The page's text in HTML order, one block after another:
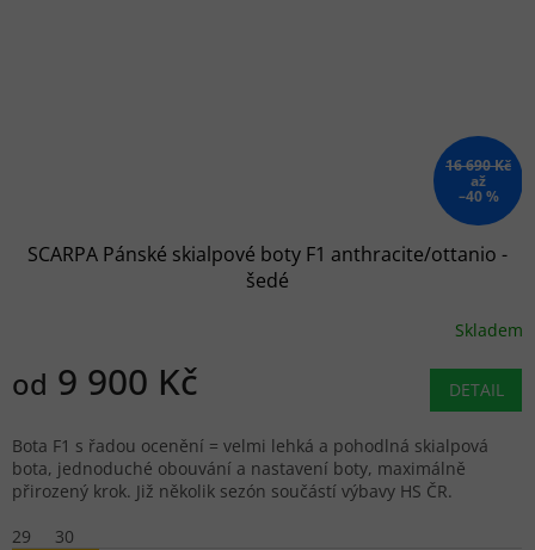
16 690 Kč
až
–40 %
SCARPA Pánské skialpové boty F1 anthracite/ottanio -
šedé
Skladem
od 9 900 Kč DETAIL
Bota F1 s řadou ocenění = velmi lehká a pohodlná skialpová
bota, jednoduché obouvání a nastavení boty, maximálně
přirozený krok. Již několik sezón součástí výbavy HS ČR.
29
30